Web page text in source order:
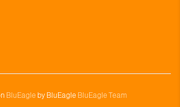
BluEagle by BluEagle BluEagle Team